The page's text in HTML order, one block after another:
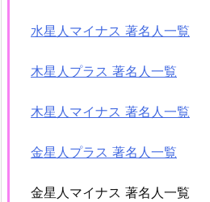
水星人マイナス 著名人一覧
木星人プラス 著名人一覧
木星人マイナス 著名人一覧
金星人プラス 著名人一覧
金星人マイナス 著名人一覧